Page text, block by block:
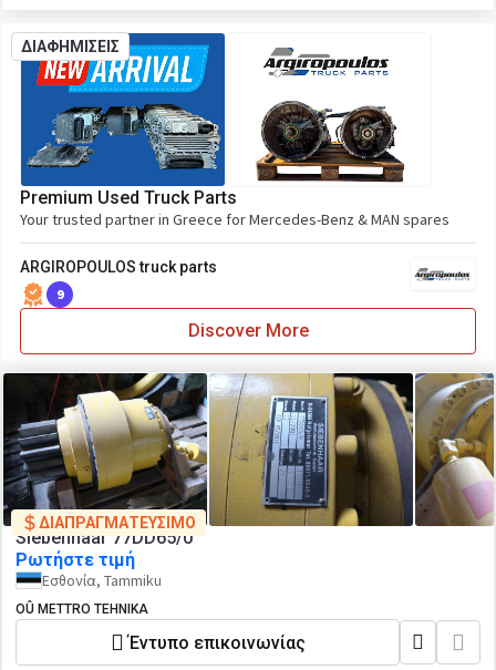
ΔΙΑΦΗΜΙΣΕΙΣ
Premium Used Truck Parts
Your trusted partner in Greece for Mercedes-Benz & MAN spares
ARGIROPOULOS truck parts
9
Discover More
ΔΙΑΠΡΑΓΜΑΤΕΥΣΙΜΟ
Siebenhaar 77DD65/0
Ρωτήστε τιμή
Εσθονία, Tammiku
OÛ METTRO TEHNIKA
Έντυπο επικοινωνίας